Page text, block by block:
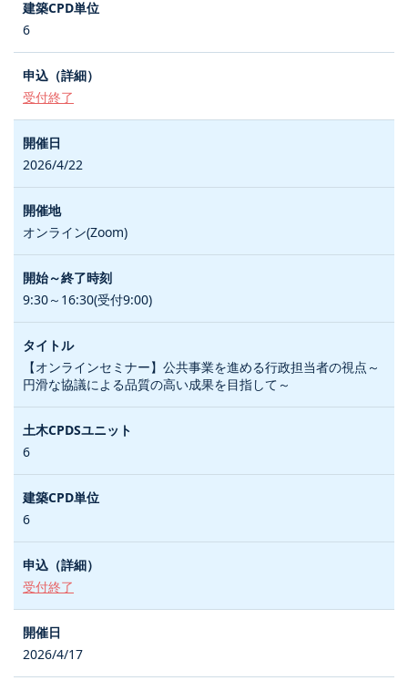
6
受付終了
2026/4/22
オンライン(Zoom)
9:30～16:30(受付9:00)
【オンラインセミナー】公共事業を進める行政担当者の視点～
円滑な協議による品質の高い成果を目指して～
6
6
受付終了
2026/4/17